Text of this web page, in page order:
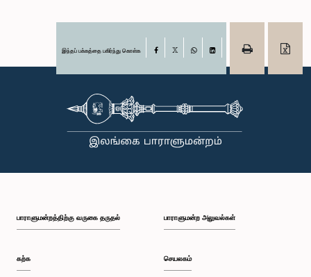
இந்தப் பக்கத்தை பகிர்ந்து கொள்க Facebook
பாராளுமன்றத்திற்கு வருகை தருதல்
கற்க
பாராளுமன்ற அலுவல்கள்
செயலகம்